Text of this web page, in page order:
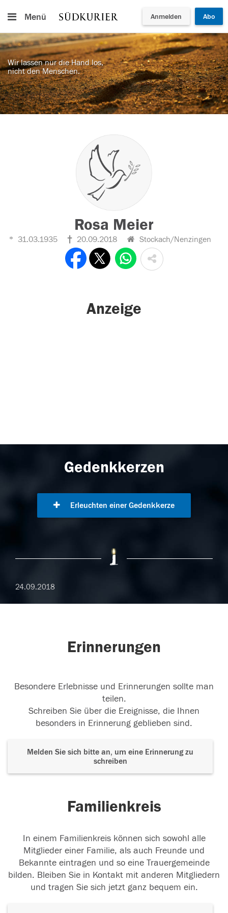
Menü Anmelden Abo
Wir lassen nur die Hand los,
nicht den Menschen.
Rosa Meier
31.03.1935 20.09.2018 Stockach/Nenzingen
Anzeige
Gedenkkerzen
Erleuchten einer Gedenkkerze
24.09.2018
Erinnerungen
Besondere Erlebnisse und Erinnerungen sollte man
teilen.
Schreiben Sie über die Ereignisse, die Ihnen
besonders in Erinnerung geblieben sind.
Melden Sie sich bitte an, um eine Erinnerung zu
schreiben
Familienkreis
In einem Familienkreis können sich sowohl alle
Mitglieder einer Familie, als auch Freunde und
Bekannte eintragen und so eine Trauergemeinde
bilden. Bleiben Sie in Kontakt mit anderen Mitgliedern
und tragen Sie sich jetzt ganz bequem ein.